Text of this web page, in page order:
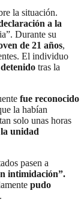
la situación.
a la
Durante su
de 21 años,
El individuo
tras la
fue reconocido
la habían
solo unas horas
unidad
pasen a
intimidación”.
pudo
.